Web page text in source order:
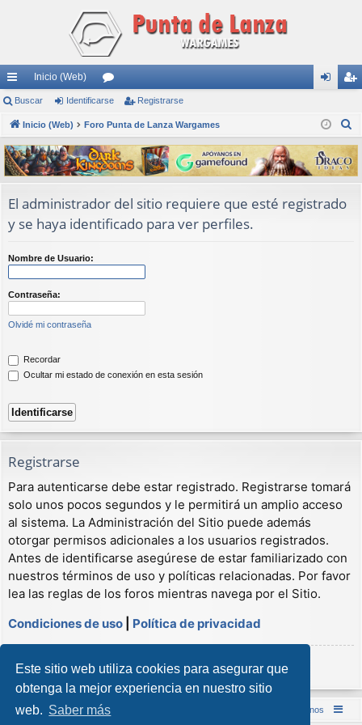
Este sitio web utiliza cookies para asegurar que
obtenga la mejor experiencia en nuestro sitio
web. Saber más
nl
ac
es
rá
pi
do
Inicio (Web)
or
os nti
fic
ar
ist
ra
rs
Buscar Identificarse Registrarse
Inicio (Web) Foro Punta de Lanza Wargames
s
c
El administrador del sitio requiere que esté registrado
y se haya identificado para ver perfiles.
Nombre de Usuario:
Contraseña:
Olvidé mi contraseña
Recordar
Ocultar mi estado de conexión en esta sesión
Registrarse
Para autenticarse debe estar registrado. Registrarse tomará
solo unos pocos segundos y le permitirá un amplio acceso
al sistema. La Administración del Sitio puede además
otorgar permisos adicionales a los usuarios registrados.
Antes de identificarse asegúrese de estar familiarizado con
nuestros términos de uso y políticas relacionadas. Por favor
lea las reglas de los foros mientras navega por el Sitio.
Condiciones de uso
Política de privacidad
Registrarse
Inicio (Web) Foro Punta de Lanza Wargames Contáctenos